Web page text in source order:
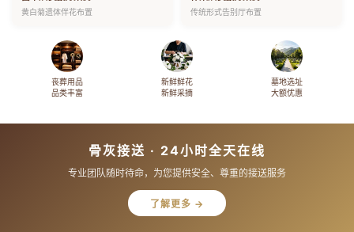
黄白菊遗体伴花布置 传统形式告别厅布置
丧葬用品
品类丰富
新鲜鲜花
新鲜采摘
墓地选址
大额优惠
骨灰接送 · 24小时全天在线
专业团队随时待命，为您提供安全、尊重的接送服务
了解更多 →